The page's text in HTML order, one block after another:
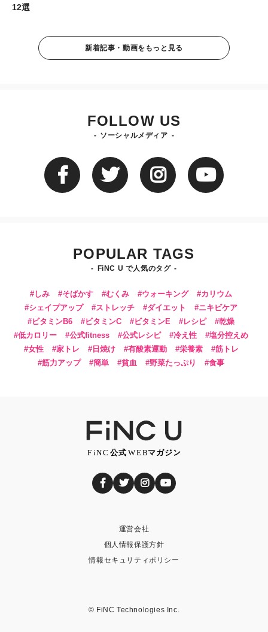
12選
新着記事・動画をもっと見る
FOLLOW US
ソーシャルメディア
POPULAR TAGS
FiNC U で人気のタグ
しみ そばかす むくみ ウォーキング
カリウム
シェイプアップ
ストレッチ ダイエット
ニキビケア
ビタミンB6
ビタミンC ビタミンE レシピ
乾燥
低カロリー
公式fitness 公式レシピ 冷え性
塩分控えめ
女性
家トレ 日焼け 有酸素運動 栄養素
筋トレ
筋力アップ
簡単 貧血 野菜たっぷり 食事
運営会社
個人情報保護方針
情報セキュリティポリシー
© FiNC Technologies Inc.